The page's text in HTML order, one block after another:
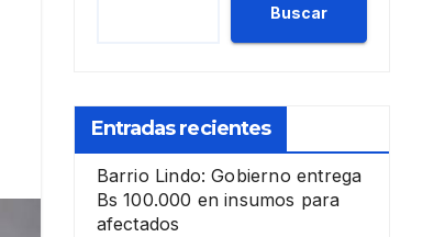
Buscar
Entradas recientes
Barrio Lindo: Gobierno entrega
Bs 100.000 en insumos para
afectados